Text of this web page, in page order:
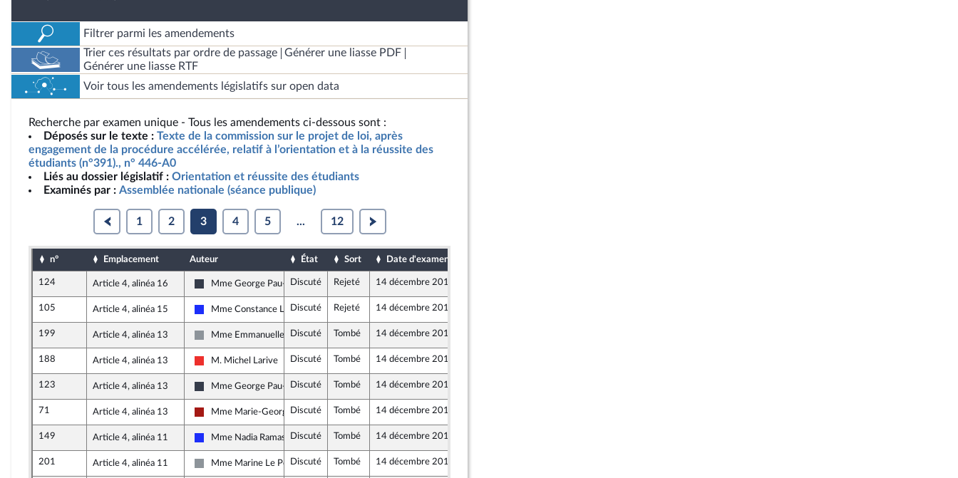
Filtrer parmi les amendements
Trier ces résultats par ordre de passage
Générer une liasse PDF
Générer une liasse RTF
Voir tous les amendements législatifs sur open data
Recherche par examen unique - Tous les amendements ci-dessous sont :
Déposés sur le texte : Texte de la commission sur le projet de loi, après
engagement de la procédure accélérée, relatif à l’orientation et à la réussite des
étudiants (n°391)., n° 446-A0
Liés au dossier législatif : Orientation et réussite des étudiants
Examinés par : Assemblée nationale (séance publique)
1 2 3 4 5 ... 12
n° Emplacement Auteur État Sort Date d'examen
124 Article 4, alinéa 16
Nouvelle Gauche
Mme George Pau-Langevin
Discuté Rejeté 14 décembre 2017
105 Article 4, alinéa 15
Les Républicains
Mme Constance Le Grip
Discuté Rejeté 14 décembre 2017
199 Article 4, alinéa 13
Non inscrit
Mme Emmanuelle Ménard
Discuté Tombé 14 décembre 2017
188 Article 4, alinéa 13
La France insoumise
M. Michel Larive Discuté Tombé 14 décembre 2017
123 Article 4, alinéa 13
Nouvelle Gauche
Mme George Pau-Langevin
Discuté Tombé 14 décembre 2017
71 Article 4, alinéa 13
Gauche démocrate et républicaine
Mme Marie-George Buffet
Discuté Tombé 14 décembre 2017
149 Article 4, alinéa 11
Les Républicains
Mme Nadia RamassamyDiscuté Tombé 14 décembre 2017
201 Article 4, alinéa 11
Non inscrit
Mme Marine Le PenDiscuté Tombé 14 décembre 2017